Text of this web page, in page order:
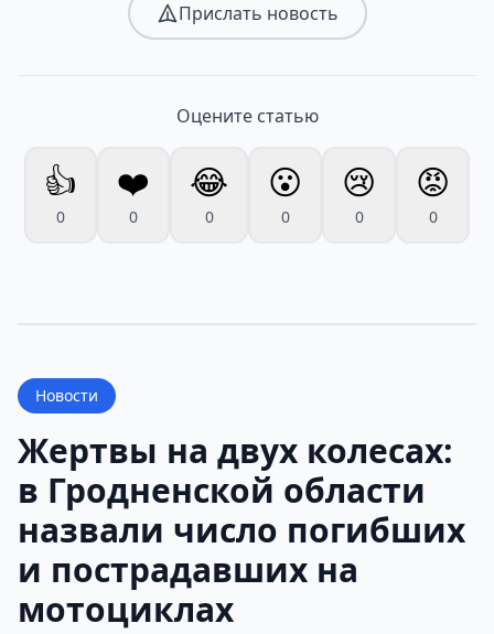
Прислать новость
Оцените статью
👍
0
❤️
0
😂
0
😮
0
😢
0
😡
0
Новости
Жертвы на двух колесах:
в Гродненской области
назвали число погибших
и пострадавших на
мотоциклах